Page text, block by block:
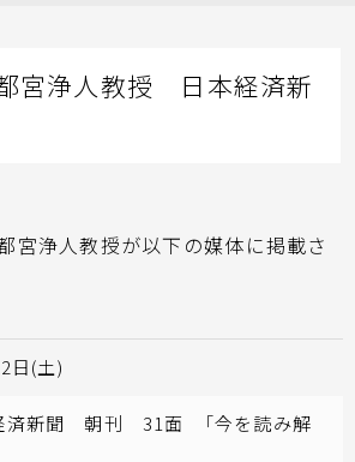
宮浄人教授 日本経済新
都宮浄人教授が以下の媒体に掲載さ
日(土)
済新聞 朝刊 31面 「今を読み解